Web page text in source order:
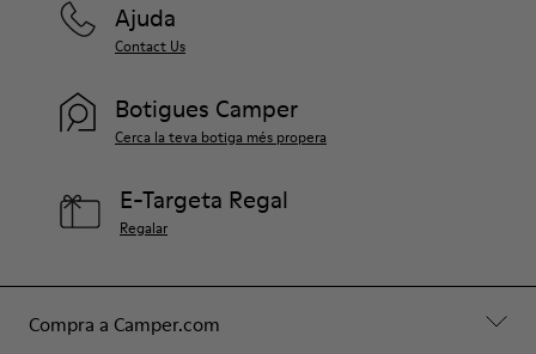
Compra a Camper.com
Ajuda
Contact Us
Botigues Camper
Cerca la teva botiga més propera
E-Targeta Regal
Regalar